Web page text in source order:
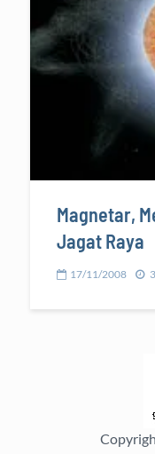
Magnetar,
Jagat Raya
17/11/2008